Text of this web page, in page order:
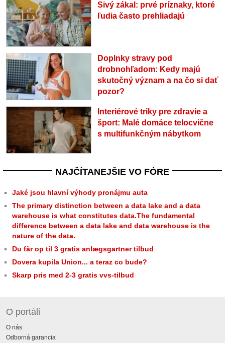
Sivý zákal: prvé príznaky, ktoré
ľudia často prehliadajú
Doplnky stravy pod
drobnohľadom: Kedy majú
skutočný význam a na čo si dať
pozor?
Interiérové triky pre zdravie a
šport: Malé domáce telocvične
s multifunkčným nábytkom
NAJČÍTANEJŠIE VO FÓRE
Jaké jsou hlavní výhody pronájmu auta
The primary distinction between a data lake and a data
warehouse is what constitutes data.The fundamental
difference between a data lake and data warehouse is the
nature of the data.
Du får op til 3 gratis anlægsgartner tilbud
Dovera kupila Union... a teraz co bude?
Skarp pris med 2-3 gratis vvs-tilbud
O portáli
O nás
Odborná garancia